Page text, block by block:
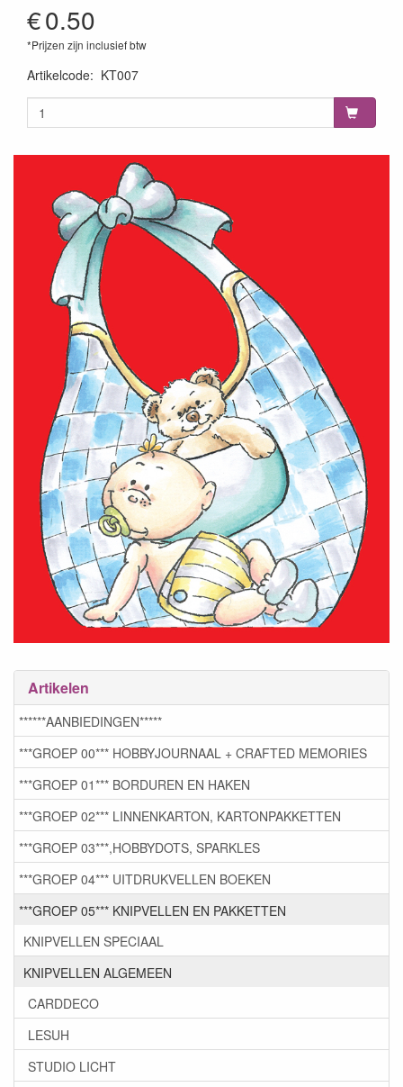
€0.50
*Prijzen zijn inclusief btw
Artikelcode: KT007
Artikelen
******AANBIEDINGEN*****
***GROEP 00*** HOBBYJOURNAAL + CRAFTED MEMORIES
***GROEP 01*** BORDUREN EN HAKEN
***GROEP 02*** LINNENKARTON, KARTONPAKKETTEN
***GROEP 03***,HOBBYDOTS, SPARKLES
***GROEP 04*** UITDRUKVELLEN BOEKEN
***GROEP 05*** KNIPVELLEN EN PAKKETTEN
KNIPVELLEN SPECIAAL
KNIPVELLEN ALGEMEEN
CARDDECO
LESUH
STUDIO LICHT